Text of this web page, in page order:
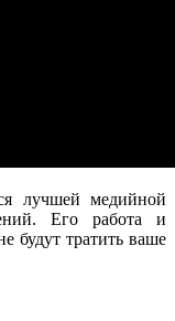
лучшей медийной
Его работа и
будут тратить ваше